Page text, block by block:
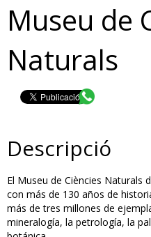
Museu de
Naturals
Descripció
El Museu de Ciències Naturals
con más de 130 años de
más de tres millones de
mineralogía, la petrología, la